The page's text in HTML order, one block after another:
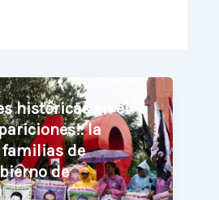
históricas en el
la
de
de